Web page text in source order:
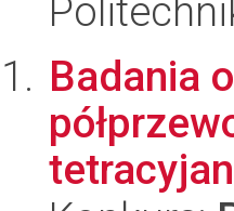
Badania